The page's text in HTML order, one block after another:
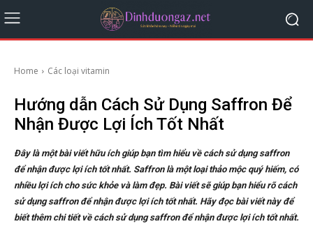
Home Các loại vitamin
Hướng dẫn Cách Sử Dụng Saffron Để
Nhận Được Lợi Ích Tốt Nhất
Đây là một bài viết hữu ích giúp bạn tìm hiểu về cách sử dụng saffron
để nhận được lợi ích tốt nhất. Saffron là một loại thảo mộc quý hiếm, có
nhiều lợi ích cho sức khỏe và làm đẹp. Bài viết sẽ giúp bạn hiểu rõ cách
sử dụng saffron để nhận được lợi ích tốt nhất. Hãy đọc bài viết này để
biết thêm chi tiết về cách sử dụng saffron để nhận được lợi ích tốt nhất.